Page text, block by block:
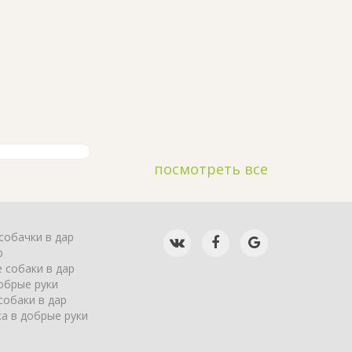
посмотреть все
в дар
собаки в дар
руки
в дар
в добрые руки